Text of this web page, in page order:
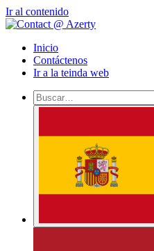
Ir al contenido
Inicio
Contáctenos
Ir a la teinda web